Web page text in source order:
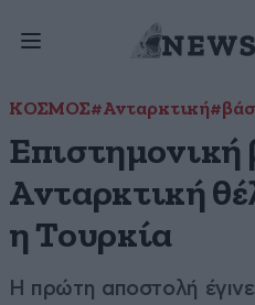
ΚΟΣΜΟΣ#Ανταρκτική
Επιστημονική
Ανταρκτική
η Τουρκία
Η πρώτη αποστολή